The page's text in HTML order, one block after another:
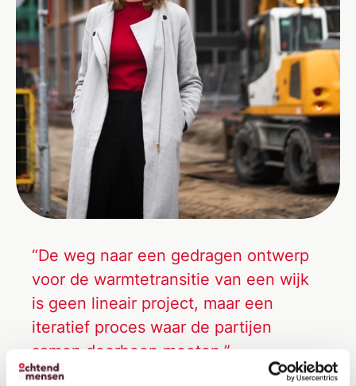
“De weg naar een gedragen ontwerp
voor de warmtetransitie van een wijk
is geen lineair project, maar een
iteratief proces waar de partijen
samen doorheen moeten.”
Laura Smid en Stijn Grundeman